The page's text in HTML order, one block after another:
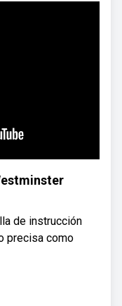
de instrucción
precisa como